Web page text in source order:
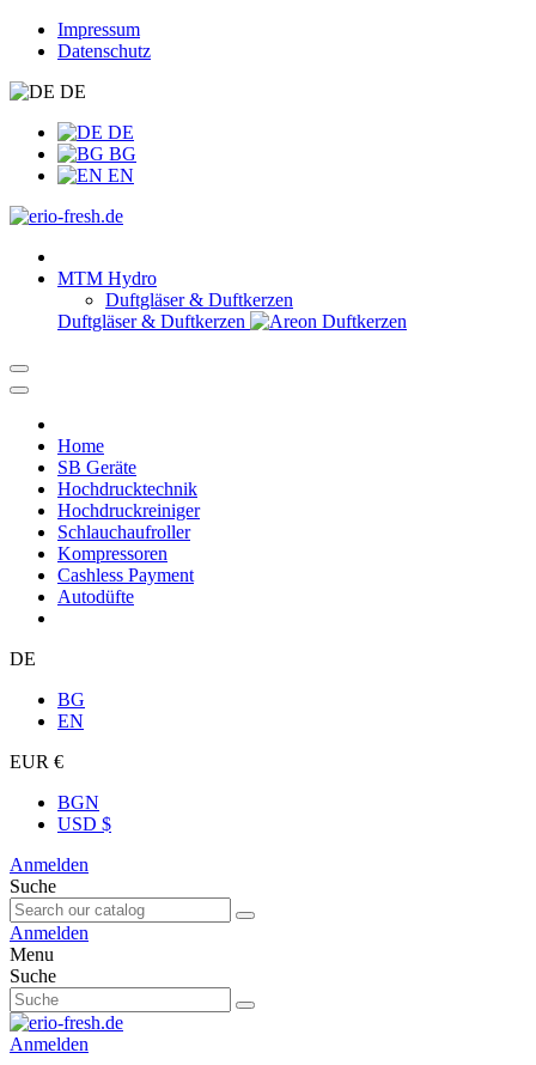
Impressum
Datenschutz
DE
DE
BG
EN
MTM Hydro
Duftgläser & Duftkerzen
Duftgläser & Duftkerzen
Home
SB Geräte
Hochdrucktechnik
Hochdruckreiniger
Schlauchaufroller
Kompressoren
Cashless Payment
Autodüfte
DE
BG
EN
EUR €
BGN
USD $
Anmelden
Suche
Anmelden
Menu
Suche
Anmelden